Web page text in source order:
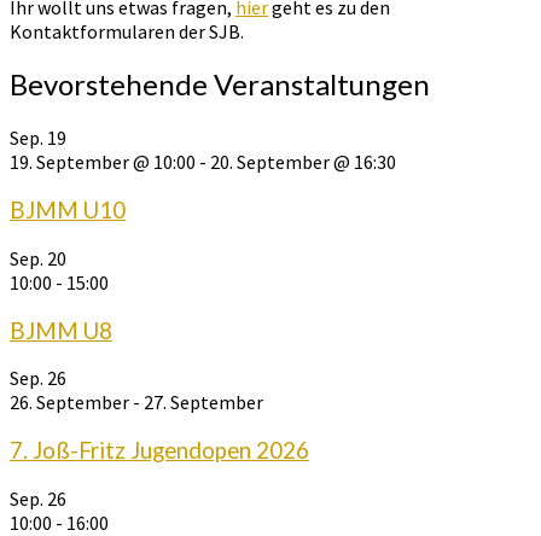
Ihr wollt uns etwas fragen, hiergeht es zu den
Kontaktformularen der SJB.
Bevorstehende Veranstaltungen
Sep. 19
19. September @ 10:00 - 20. September @ 16:30
BJMM U10
Sep. 20
10:00 - 15:00
BJMM U8
Sep. 26
26. September - 27. September
7. Joß-Fritz Jugendopen 2026
Sep. 26
10:00 - 16:00